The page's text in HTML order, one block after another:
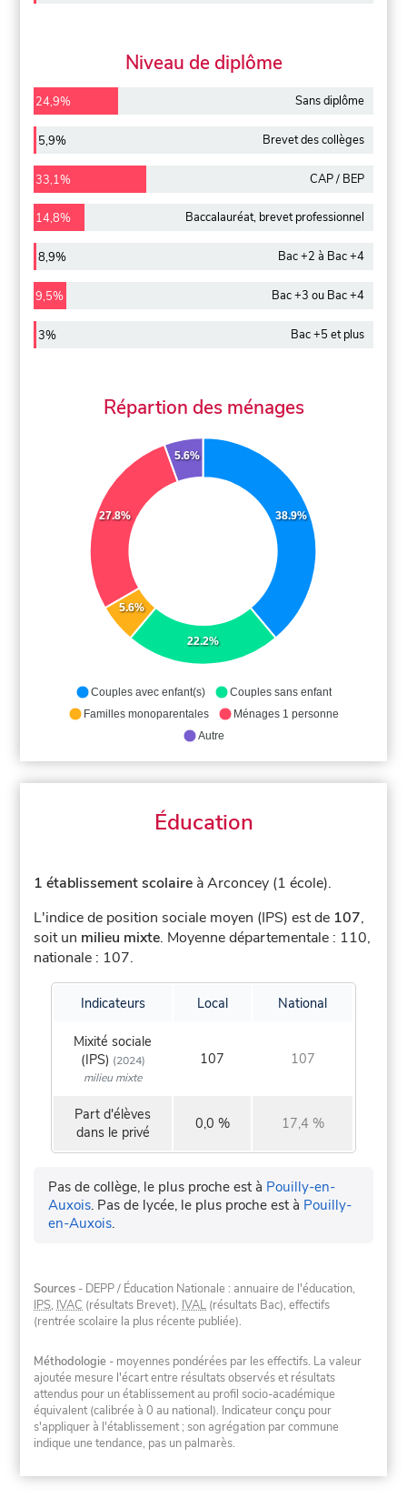
Niveau de diplôme
24,9% Sans diplôme
5,9% Brevet des collèges
33,1% CAP / BEP
14,8% Baccalauréat, brevet professionnel
8,9% Bac +2 à Bac +4
9,5% Bac +3 ou Bac +4
3% Bac +5 et plus
Répartion des ménages
38.9%
22.2%
5.6%
27.8%
5.6%
Couples avec enfant(s)
Couples sans enfant
Familles monoparentales
Ménages 1 personne
Autre
Éducation
1 établissement scolaire à Arconcey (1 école).
L'indice de position sociale moyen (IPS) est de 107,
soit un milieu mixte. Moyenne départementale : 110,
nationale : 107.
Indicateurs Local National
Mixité sociale
(IPS) (2024)
milieu mixte
107 107
Part d'élèves
dans le privé
0,0 % 17,4 %
Pas de collège, le plus proche est à Pouilly-en-
Auxois. Pas de lycée, le plus proche est à Pouilly-
en-Auxois.
Sources - DEPP / Éducation Nationale : annuaire de l'éducation,
IPS, IVAC (résultats Brevet), IVAL (résultats Bac), effectifs
(rentrée scolaire la plus récente publiée).
Méthodologie - moyennes pondérées par les effectifs. La valeur
ajoutée mesure l'écart entre résultats observés et résultats
attendus pour un établissement au profil socio-académique
équivalent (calibrée à 0 au national). Indicateur conçu pour
s'appliquer à l'établissement ; son agrégation par commune
indique une tendance, pas un palmarès.